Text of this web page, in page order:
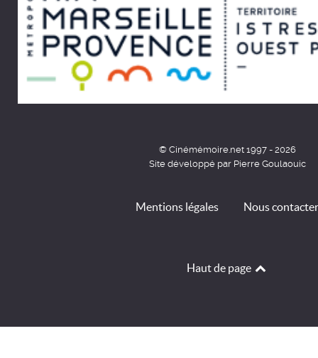
© Cinémémoire.net 1997 - 2026
Site développé par Pierre Goulaouic
Mentions légales Nous contacter
Haut de page